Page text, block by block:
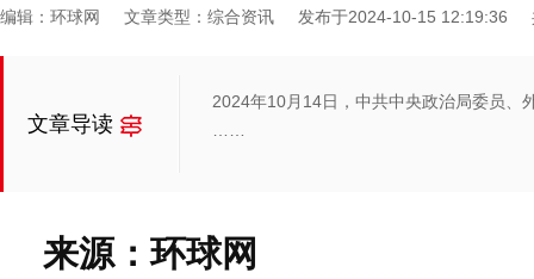
编辑：环球网 文章类型：综合资讯 发布于2024-10-15 12:19:36
文章导读
2024年10月14日，中共中央政治局委员、
来源：环球网